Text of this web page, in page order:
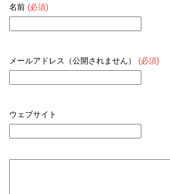
名前 (必須)
メールアドレス（公開されません） (必須)
ウェブサイト